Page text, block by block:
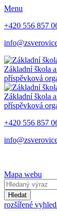
Menu
+420 556 857
Základní škola
příspěvková
Základní škola
příspěvková
+420 556 857
Mapa webu
Hledat
rozšířené